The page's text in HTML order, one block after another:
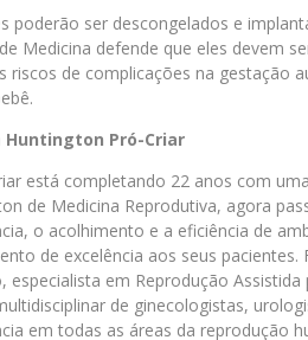
poderão ser descongelados e
Medicina defende que eles devem
riscos de complicações na gestação
Huntington Pró-Criar
está completando 22 anos com
de Medicina Reprodutiva, agora
o acolhimento e a eficiência de
de excelência aos seus
especialista em Reprodução
de ginecologistas,
em todas as áreas da reprodução